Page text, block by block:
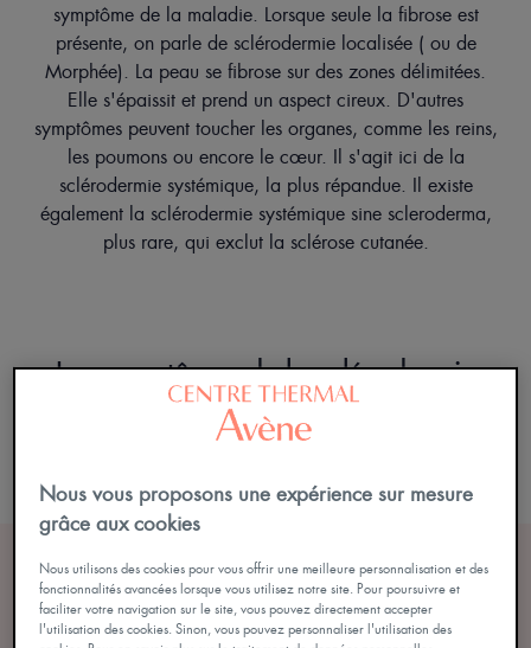
symptôme de la maladie. Lorsque seule la fibrose est
présente, on parle de sclérodermie localisée ( ou de
Morphée). La peau se fibrose sur des zones délimitées.
Elle s'épaissit et prend un aspect cireux. D'autres
symptômes peuvent toucher les organes, comme les reins,
les poumons ou encore le cœur. Il s'agit ici de la
sclérodermie systémique, la plus répandue. Il existe
également la sclérodermie systémique sine scleroderma,
plus rare, qui exclut la sclérose cutanée.
Les symptômes de la sclérodermie
systémique
Nous vous proposons une expérience sur mesure
grâce aux cookies
Nous utilisons des cookies pour vous offrir une meilleure personnalisation et des
fonctionnalités avancées lorsque vous utilisez notre site. Pour poursuivre et
faciliter votre navigation sur le site, vous pouvez directement accepter
l'utilisation des cookies. Sinon, vous pouvez personnaliser l'utilisation des